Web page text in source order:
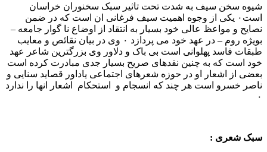
شیوه سخن سیف به شدت تحت تاثیر سبک سخنوران خراسان
است۰ یکی از وجوه اهمیت سیف فرغانی ان است که در ضمن
نصایح و مواعظ عالی خود بسیار به انتقاد از اوضاع نا گوار جامعه –
بویژه روم – در عهد خود می پردازد ۰ وی در بیان نقائص و معایب
طبقات فاسد پهلوانی است بی باک و دلاور وی بزرگترین شاعر عهد
خود است که به چنین نقدهای صریح بسیار جدی مبادرت کرده است
بعضی از اشعار او در حوزه شعرهای اجتماعی یاداور قصاید سنایی و
ناصر خسرو است هر چند که انسجام و استحکام اشعار انها را ندارد
۰
سبک شعری :